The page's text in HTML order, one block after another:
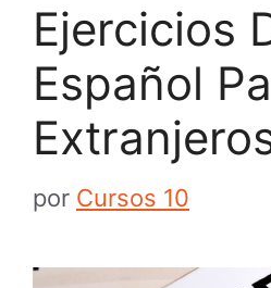
Ejercicios
Español
por Cursos 10